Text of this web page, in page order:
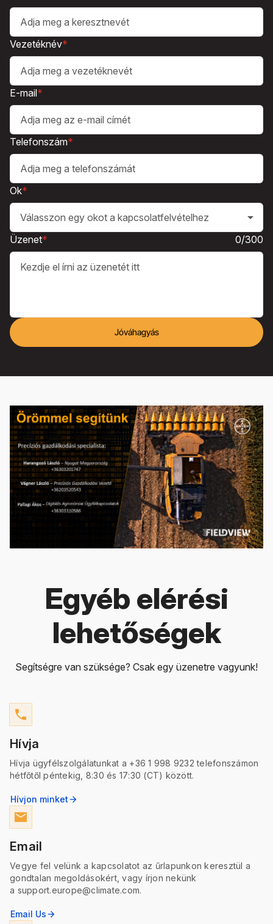
Vezetéknév*
E-mail*
Telefonszám*
Ok*
Válasszon egy okot a kapcsolatfelvételhez arrow_drop_down
Üzenet* 0/300
Jóváhagyás
Egyéb elérési
lehetőségek
Segítségre van szüksége? Csak egy üzenetre vagyunk!
phone
Hívja
Hívja ügyfélszolgálatunkat a +36 1 998 9232 telefonszámon
hétfőtől péntekig, 8:30 és 17:30 (CT) között.
Hívjon minketarrow_forward
email
Email
Vegye fel velünk a kapcsolatot az űrlapunkon keresztül a
gondtalan megoldásokért, vagy írjon nekünk
a support.europe@climate.com.
Email Usarrow_forward